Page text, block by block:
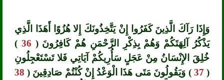
وَإِذَا رَآكَ الَّذِينَ كَفَرُوا إِنْ يَتَّخِذُونَكَ إِلا هُزُوًا أَهَذَا الَّذِي
يَذْكُرُ آلِهَتَكُمْ وَهُمْ بِذِكْرِ الرَّحْمَنِ هُمْ كَافِرُونَ (
)
خُلِقَ الإِنْسَانُ مِنْ عَجَلٍ سَأُرِيكُمْ آيَاتِي فَلا تَسْتَعْجِلُونِ
(
37 ) وَيَقُولُونَ مَتَى هَذَا الْوَعْدُ إِنْ كُنْتُمْ صَادِقِينَ (38